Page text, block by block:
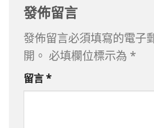
發佈留言
發佈留言必須填寫的電子
開。 必填欄位標示為 *
留言*